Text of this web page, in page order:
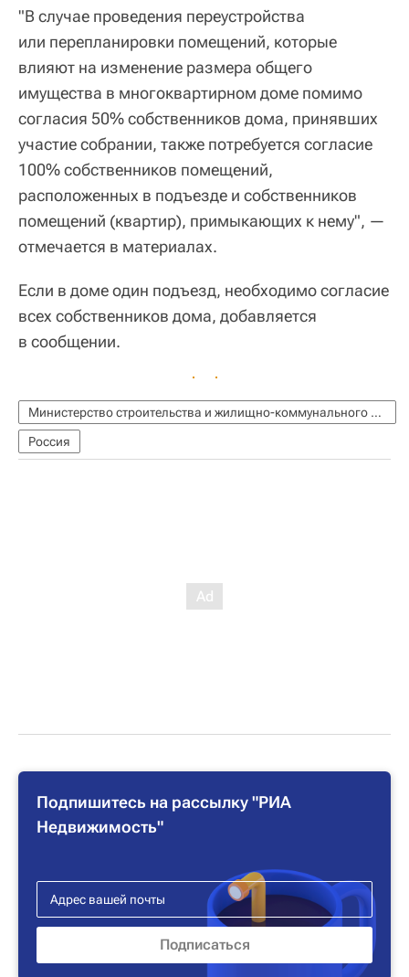
"В случае проведения переустройства
или перепланировки помещений, которые
влияют на изменение размера общего
имущества в многоквартирном доме помимо
согласия 50% собственников дома, принявших
участие собрании, также потребуется согласие
100% собственников помещений,
расположенных в подъезде и собственников
помещений (квартир), примыкающих к нему", —
отмечается в материалах.
Если в доме один подъезд, необходимо согласие
всех собственников дома, добавляется
в сообщении.
Министерство строительства и жилищно-коммунального хозяйства РФ (Минстрой России)
Россия
Подпишитесь на рассылку "РИА
Недвижимость"